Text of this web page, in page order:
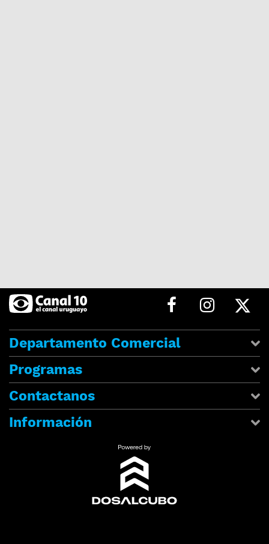
Departamento Comercial
Programas
Contactanos
Información